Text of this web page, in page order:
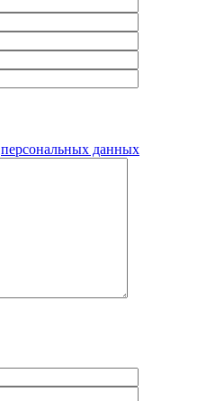
персональных данных